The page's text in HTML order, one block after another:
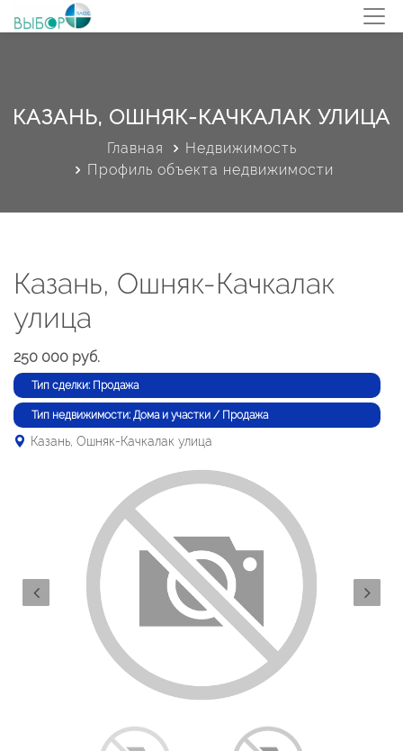
КАЗАНЬ, ОШНЯК-КАЧКАЛАК УЛИЦА
Главная
Недвижимость
Профиль объекта недвижимости
Казань, Ошняк-Качкалак
улица
250 000 руб.
Тип сделки: Продажа
Тип недвижимости: Дома и участки / Продажа
Казань, Ошняк-Качкалак улица